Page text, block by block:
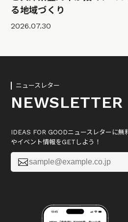
る地域づくり
2026.07.30
ニュースレター
NEWSLETTER
IDEAS FOR GOODニュースレターに無
やイベント情報をGETしよう！
